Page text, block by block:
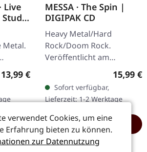
Live
Metal.
Regulärer Preis:
13,99 €
MESSA · The Spin |
DIGIPAK CD
Heavy Metal/Hard
Rock/Doom Rock.
Veröffentlicht am
11.04.2025, auf Metal
Blade Records. CD im
DigiPak. The Spin ist eine
musikalische Odyssee,
die…
15,99 €
Sofort verfügbar,
Lieferzeit: 1-2 Werktage
HINZUFÜGEN
verwendet Cookies, um eine
Erfahrung bieten zu können.
zur Datennutzung